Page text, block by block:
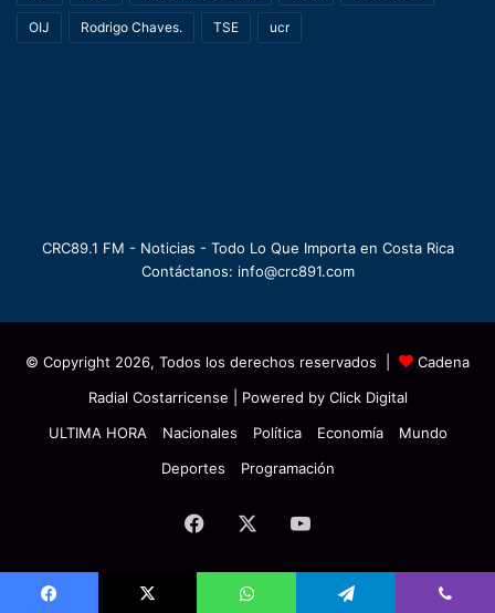
OIJ Rodrigo Chaves. TSE ucr
CRC89.1 FM - Noticias - Todo Lo Que Importa en Costa Rica
Contáctanos: info@crc891.com
© Copyright 2026, Todos los derechos reservados |
Cadena
Radial Costarricense | Powered by Click Digital
ULTIMA HORA
Nacionales Política Economía
Mundo
Deportes
Programación
Facebook